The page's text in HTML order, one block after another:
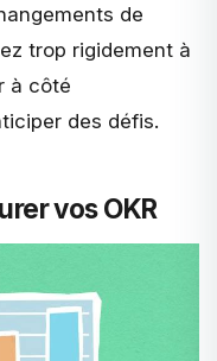
de
trop rigidement à
à côté
des défis.
vos OKR